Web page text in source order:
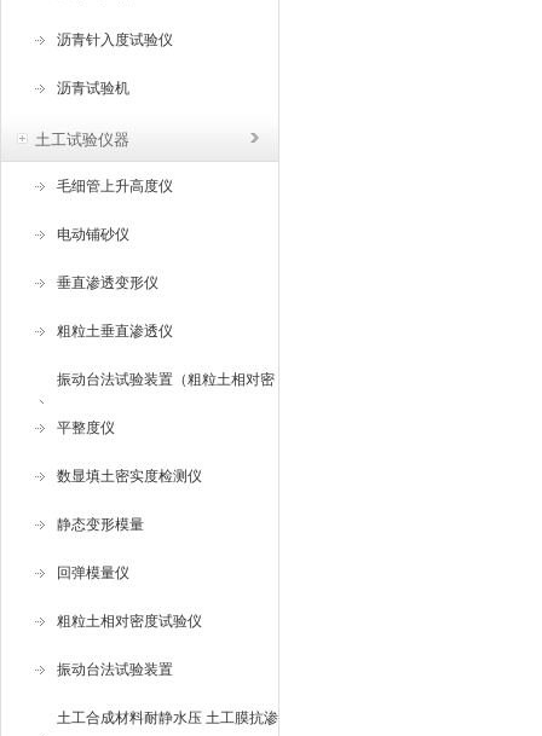
沥青针入度试验仪
沥青试验机
土工试验仪器
毛细管上升高度仪
电动铺砂仪
垂直渗透变形仪
粗粒土垂直渗透仪
振动台法试验装置（粗粒土相对密
度试验仪 ）
平整度仪
数显填土密实度检测仪
静态变形模量
回弹模量仪
粗粒土相对密度试验仪
振动台法试验装置
土工合成材料耐静水压 土工膜抗渗